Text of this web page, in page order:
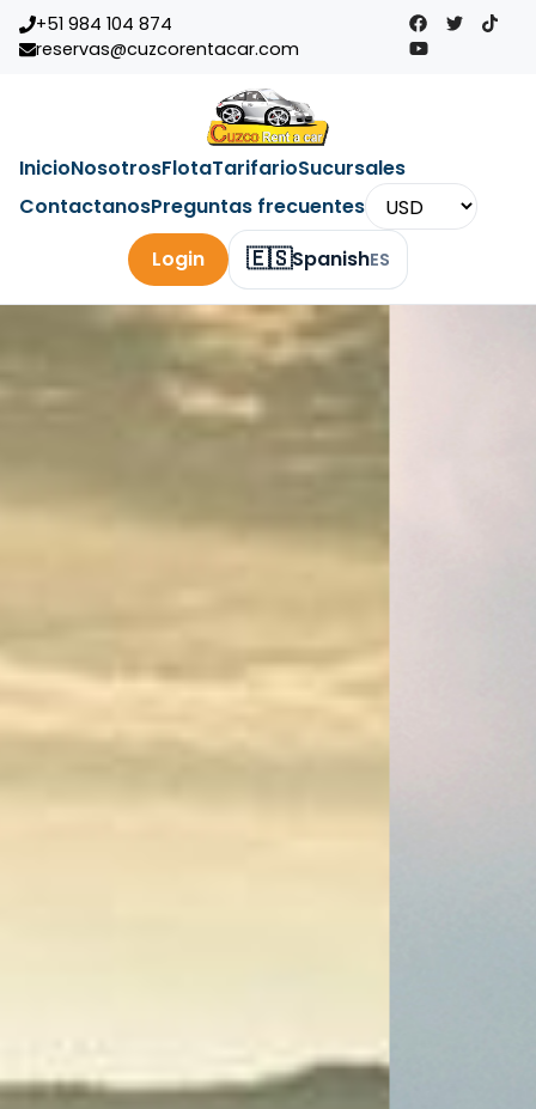
+51 984 104 874
reservas@cuzcorentacar.com
InicioNosotrosFlotaTarifarioSucursales
ContactanosPreguntas frecuentes
🇪🇸SpanishES
Login